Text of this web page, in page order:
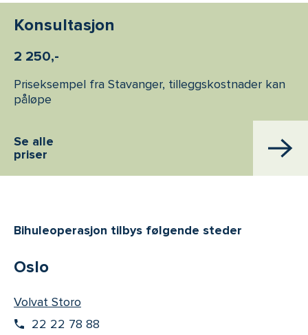
Konsultasjon
2 250,-
Priseksempel fra Stavanger, tilleggskostnader kan
påløpe
Se alle
priser
Bihuleoperasjon tilbys følgende steder
Oslo
Volvat Storo
22 22 78 88